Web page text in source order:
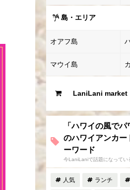
島・エリア
オアフ島
マウイ島
LaniLani market
「ハワイの風で
のハワイアンカー
ーワード
今LaniLaniで話題になってい
人気 ランチ